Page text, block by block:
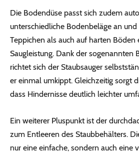
Die Bodendüse passt sich zudem
unterschiedliche Bodenbeläge an
Teppichen als auch auf harten Böden
Saugleistung. Dank der sogenannten
richtet sich der Staubsauger
er einmal umkippt. Gleichzeitig sorgt
dass Hindernisse deutlich leichter
Ein weiterer Pluspunkt ist der
zum Entleeren des Staubbehälters.
nur eine einfache, sondern auch eine